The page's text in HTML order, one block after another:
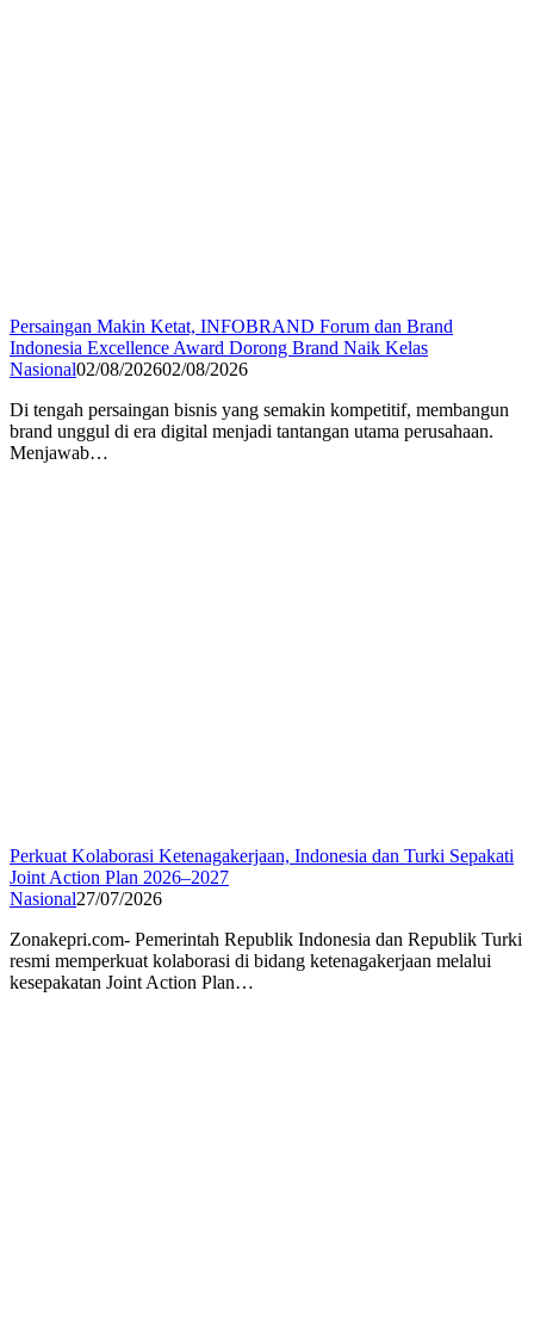
Persaingan Makin Ketat, INFOBRAND Forum dan Brand
Indonesia Excellence Award Dorong Brand Naik Kelas
Nasional02/08/202602/08/2026
Di tengah persaingan bisnis yang semakin kompetitif, membangun
brand unggul di era digital menjadi tantangan utama perusahaan.
Menjawab…
Perkuat Kolaborasi Ketenagakerjaan, Indonesia dan Turki Sepakati
Joint Action Plan 2026–2027
Nasional27/07/2026
Zonakepri.com- Pemerintah Republik Indonesia dan Republik Turki
resmi memperkuat kolaborasi di bidang ketenagakerjaan melalui
kesepakatan Joint Action Plan…